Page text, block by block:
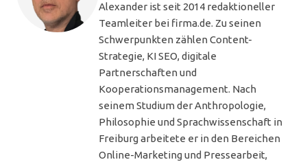
Alexander ist seit 2014 redaktioneller
Teamleiter bei firma.de. Zu seinen
Schwerpunkten zählen Content-
Strategie, KI SEO, digitale
Partnerschaften und
Kooperationsmanagement. Nach
seinem Studium der Anthropologie,
Philosophie und Sprachwissenschaft in
Freiburg arbeitete er in den Bereichen
Online-Marketing und Pressearbeit,